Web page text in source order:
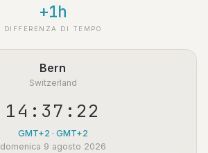
+1h
DIFFERENZA DI TEMPO
Bern
Switzerland
14:37:23
GMT+2 · GMT+2
domenica 9 agosto 2026